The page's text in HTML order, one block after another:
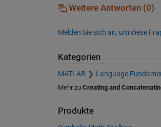
Weitere Antworten (0)
Melden Sie sich an, um diese
Kategorien
MATLAB Language
Mehr zu Creating and
Produkte